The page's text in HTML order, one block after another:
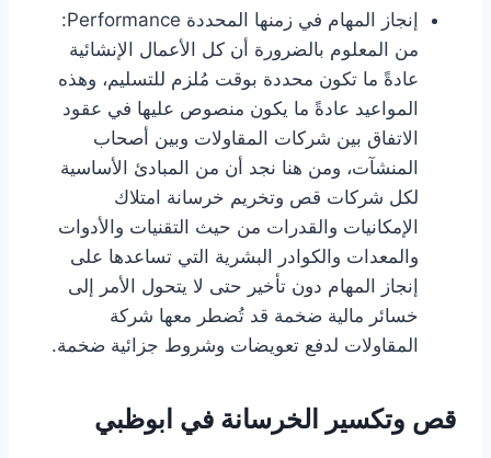
إنجاز المهام في زمنها المحددة Performance:
من المعلوم بالضرورة أن كل الأعمال الإنشائية
عادةً ما تكون محددة بوقت مُلزم للتسليم، وهذه
المواعيد عادةً ما يكون منصوص عليها في عقود
الاتفاق بين شركات المقاولات وبين أصحاب
المنشآت، ومن هنا نجد أن من المبادئ الأساسية
لكل شركات قص وتخريم خرسانة امتلاك
الإمكانيات والقدرات من حيث التقنيات والأدوات
والمعدات والكوادر البشرية التي تساعدها على
إنجاز المهام دون تأخير حتى لا يتحول الأمر إلى
خسائر مالية ضخمة قد تُضطر معها شركة
المقاولات لدفع تعويضات وشروط جزائية ضخمة.
قص وتكسير الخرسانة في ابوظبي